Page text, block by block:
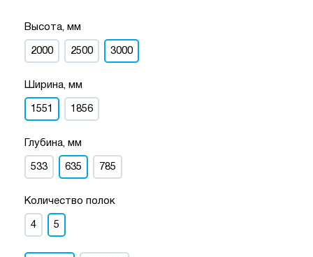
Высота, мм
2000 2500 3000
Ширина, мм
1551 1856
Глубина, мм
533 635 785
Количество полок
4 5